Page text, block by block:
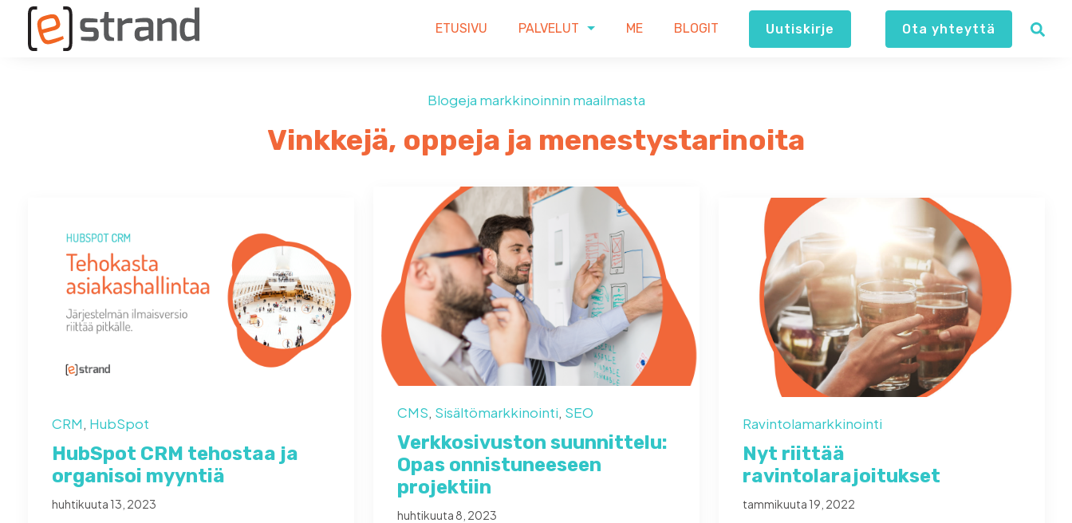
ETUSIVU PALVELUT ME BLOGIT Uutiskirje Ota yhteyttä
Blogeja markkinoinnin maailmasta
Vinkkejä, oppeja ja menestystarinoita
CRM, HubSpot
HubSpot CRM tehostaa ja
organisoi myyntiä
huhtikuuta 13, 2023
CMS, Sisältömarkkinointi, SEO
Verkkosivuston suunnittelu:
Opas onnistuneeseen
projektiin
huhtikuuta 8, 2023
Ravintolamarkkinointi
Nyt riittää
ravintolarajoitukset
tammikuuta 19, 2022